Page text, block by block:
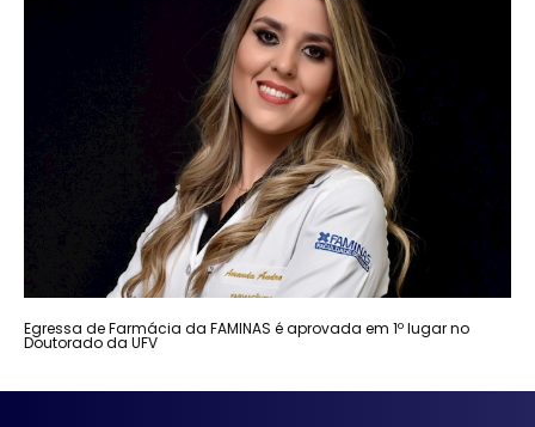
Egressa de Farmácia da FAMINAS é aprovada em 1º lugar no
Doutorado da UFV